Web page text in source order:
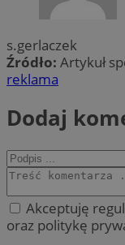
s.gerlaczek
Źródło: Artykuł
reklama
Dodaj
Akceptuję
oraz politykę